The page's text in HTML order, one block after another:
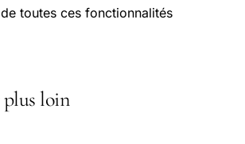
toutes ces fonctionnalités
loin